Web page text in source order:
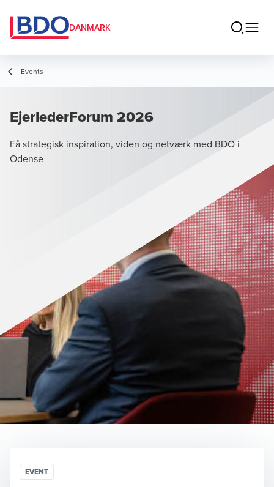
DANMARK
Events
EjerlederForum 2026
Få strategisk inspiration, viden og netværk med BDO i
Odense
EVENT